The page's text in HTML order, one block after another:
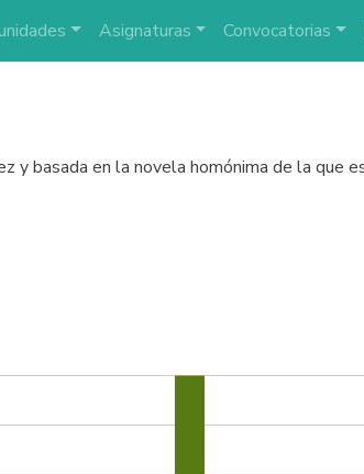
Asignaturas Convocatorias
y basada en la novela homónima de la que